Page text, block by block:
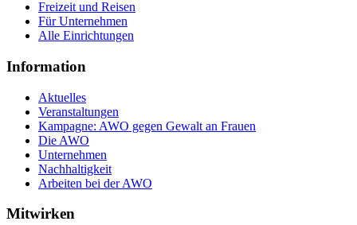
Freizeit und Reisen
Für Unternehmen
Alle Einrichtungen
Information
Aktuelles
Veranstaltungen
Kampagne: AWO gegen Gewalt an Frauen
Die AWO
Unternehmen
Nachhaltigkeit
Arbeiten bei der AWO
Mitwirken